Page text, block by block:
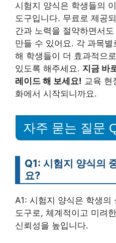
시험지 양식은 학생들의
도구입니다. 무료로 제공
간과 노력을 절약하면서
만들 수 있어요. 각 과목
해 학생들이 더 효과적으
있도록 해주세요. 지금 바
레이드 해 보세요! 교육 현
화에서 시작되니까요.
자주 묻는 질문
Q1: 시험지 양식의
요?
A1: 시험지 양식은 학생의
도구로, 체계적이고 미려
신뢰성을 높입니다.